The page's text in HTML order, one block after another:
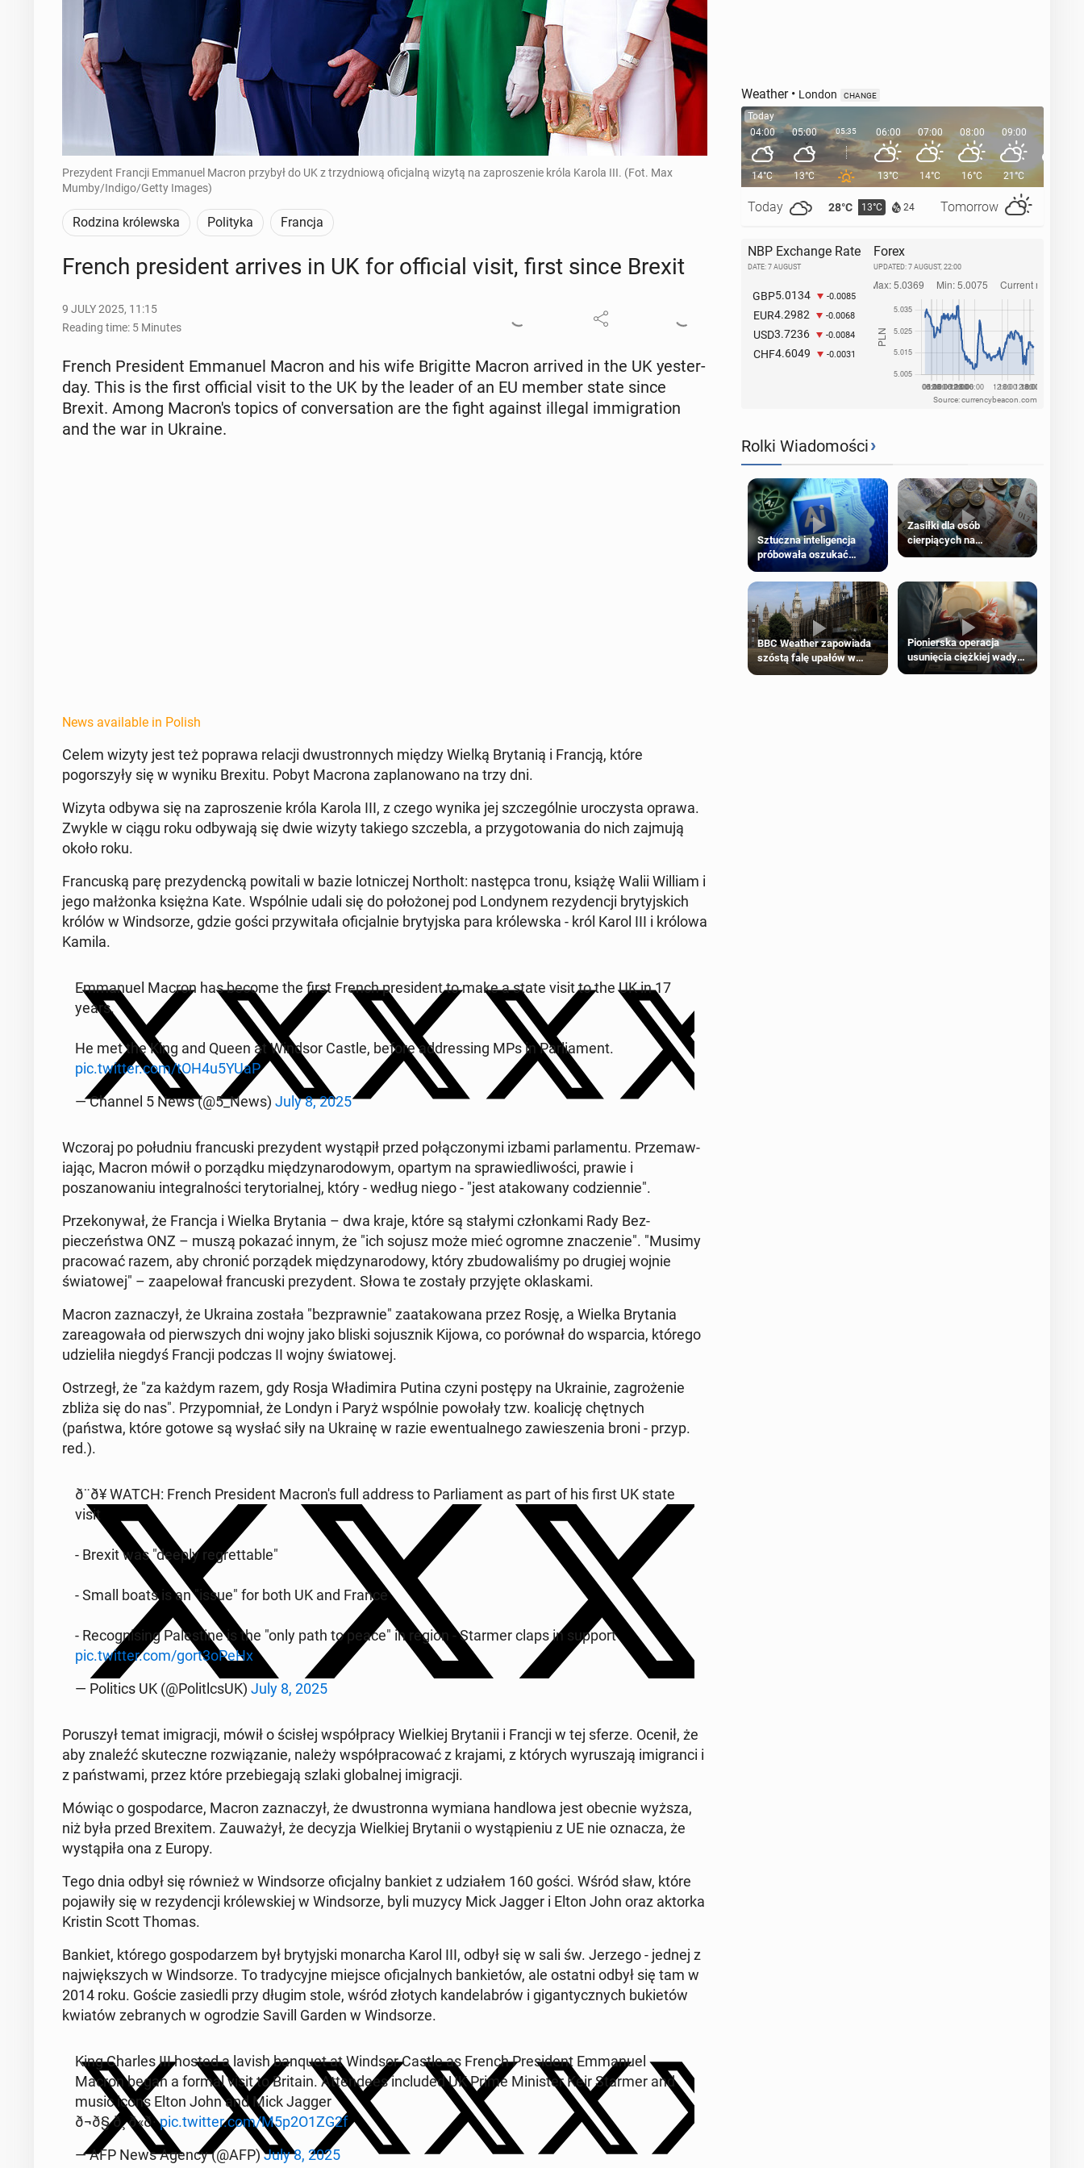
Prezydent Francji Emmanuel Macron przybył do UK z trzydniową oficjalną wizytą na zaproszenie króla Karola III. (Fot. Max
Mumby/Indigo/Getty Images)
Rodzina królewska Polityka Francja
French pres­i­dent arrives in UK for of­fi­cial visit, first since Brexit
9 JULY 2025, 11:15
Reading time: 5 Minutes
French Pres­i­dent Em­manuel Macron and his wife Brigitte Macron arrived in the UK yes­ter­
day. This is the first of­fi­cial visit to the UK by the leader of an EU member state since
Brexit. Among Macron's topics of con­ver­sa­tion are the fight against illegal im­mi­gra­tion
and the war in Ukraine.
News available in Polish
Celem wizyty jest też poprawa relacji dwus­tron­nych między Wielką Bry­tanią i Francją, które
pogorszyły się w wyniku Brexitu. Pobyt Macrona za­planowano na trzy dni.
Wizyta odbywa się na za­prosze­nie króla Karola III, z czego wynika jej szczegól­nie uroczys­ta oprawa.
Zwykle w ciągu roku odby­wa­ją się dwie wizyty takiego szczebla, a przy­go­towa­nia do nich zajmują
około roku.
Fran­cuską parę prezy­dencką pow­itali w bazie lot­niczej Northolt: następ­ca tronu, książę Walii William i
jego małżon­ka księżna Kate. Wspól­nie udali się do położonej pod Lon­dynem rezy­dencji bry­tyjs­kich
królów w Wind­sorze, gdzie gości przy­witała ofic­jal­nie bry­tyjs­ka para królews­ka - król Karol III i królowa
Kamila.
Em­manuel Macron has become the first French pres­i­dent to make a state visit to the UK in 17
years.
He met the King and Queen at Windsor Castle, before ad­dress­ing MPs in Par­lia­ment.
pic.twitter.com/tOH4u5YUaP
— Channel 5 News (@5_News) July 8, 2025
Wczoraj po połud­niu fran­cus­ki prezy­dent wys­tąpił przed połąc­zony­mi izbami par­la­men­tu. Prze­maw­
ia­jąc, Macron mówił o porząd­ku między­nar­o­dowym, opartym na spraw­iedli­woś­ci, prawie i
poszanowa­niu in­te­gral­noś­ci tery­to­ri­al­nej, który - według niego - "jest atakowany codzi­en­nie".
Przekony­wał, że Francja i Wielka Bry­ta­nia – dwa kraje, które są stałymi członka­mi Rady Bez­
pieczeńst­wa ONZ – muszą pokazać innym, że "ich sojusz może mieć ogromne znacze­nie". "Musimy
pra­cow­ać razem, aby chronić porządek między­nar­o­dowy, który zbu­dowal­iśmy po drugiej wojnie
świa­towej" – za­apelował fran­cus­ki prezy­dent. Słowa te zostały przyjęte ok­laska­mi.
Macron za­z­naczył, że Ukraina została "bezprawnie" za­atakowana przez Rosję, a Wielka Bry­ta­nia
zareagowała od pier­wszych dni wojny jako bliski so­jusznik Kijowa, co porów­nał do ws­par­cia, którego
udzieliła niegdyś Francji podczas II wojny świa­towej.
Os­trzegł, że "za każdym razem, gdy Rosja Władimi­ra Putina czyni postępy na Ukrainie, za­groże­nie
zbliża się do nas". Przy­pom­ni­ał, że Londyn i Paryż wspól­nie powołały tzw. koal­icję chęt­nych
(państwa, które gotowe są wysłać siły na Ukrainę w razie ewen­tu­al­nego za­w­ieszenia broni - przyp.
red.).
ð¨ð¥ WATCH: French Pres­i­dent Macron's full address to Par­lia­ment as part of his first UK state
visit
- Brexit was "deeply re­gret­table"
- Small boats is an "issue" for both UK and France
- Recog­nis­ing Pales­tine is the "only path to peace" in region - Starmer claps in support
pic.twitter.com/gort3oPeHx
— Pol­i­tics UK (@Politlc­sUK) July 8, 2025
Poruszył temat imi­gracji, mówił o ścisłej współpra­cy Wielkiej Bry­tanii i Francji w tej sferze. Ocenił, że
aby znaleźć skuteczne rozwiązanie, należy współpra­cow­ać z krajami, z których wyrusza­ją imi­granci i
z państ­wa­mi, przez które prze­b­ie­ga­ją szlaki glob­al­nej imi­gracji.
Mówiąc o gospo­darce, Macron za­z­naczył, że dwus­tron­na wymiana hand­lowa jest obecnie wyższa,
niż była przed Brex­item. Za­uważył, że decyzja Wielkiej Bry­tanii o wys­tąpi­e­niu z UE nie oznacza, że
wys­tąpiła ona z Europy.
Tego dnia odbył się również w Wind­sorze ofic­jal­ny bankiet z udzi­ałem 160 gości. Wśród sław, które
po­jaw­iły się w rezy­dencji królewskiej w Wind­sorze, byli muzycy Mick Jagger i Elton John oraz aktorka
Kristin Scott Thomas.
Bankiet, którego gospo­darzem był bry­tyjs­ki monar­cha Karol III, odbył się w sali św. Jerzego - jednej z
na­jwięk­szych w Wind­sorze. To trady­cyjne miejsce ofic­jal­nych banki­etów, ale ostatni odbył się tam w
2014 roku. Goście za­siedli przy długim stole, wśród złotych kan­de­labrów i gi­gan­ty­cznych buki­etów
kwiatów ze­branych w ogrodzie Savill Garden w Wind­sorze.
King Charles III hosted a lavish banquet at Windsor Castle as French Pres­i­dent Em­manuel
Macron began a formal visit to Britain. At­ten­dees in­clud­ed UK Prime Min­is­ter Keir Starmer and
music icons Elton John and Mick Jagger
ð¬ð§ ð¸ ð«ð·pic.twitter.com/M5p2O1ZG2f
— AFP News Agency (@AFP)July 8, 2025
Weather• London CHANGE
Today
04:00
14°C
Today 28°C 13°C 24 Tomorrow
05:00
13°C
05:35 06:00
13°C
07:00
14°C
08:00
16°C
09:00
21°C
10:00
NBP Exchange Rate
DATE: 7 AUGUST
GBP5.0134 -0.0085
EUR4.2982 -0.0068
USD3.7236 -0.0084
CHF4.6049 -0.0031
Forex
UPDATED: 7 AUGUST, 22:00
Source: currencybeacon.com
Rolki Wiadomości›
Sztuczna inteligencja
próbowała oszukać
człowieka
Zasiłki dla osób
cierpiących na
schorzenia psychiczne
BBC Weather zapowiada
szóstą falę upałów w
Londynie
Pionierska operacja
usunięcia ciężkiej wady
wrodzonej płodu w łonie